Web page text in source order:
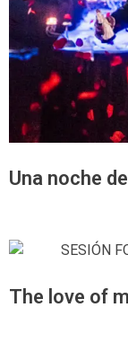
Una noche
The love of